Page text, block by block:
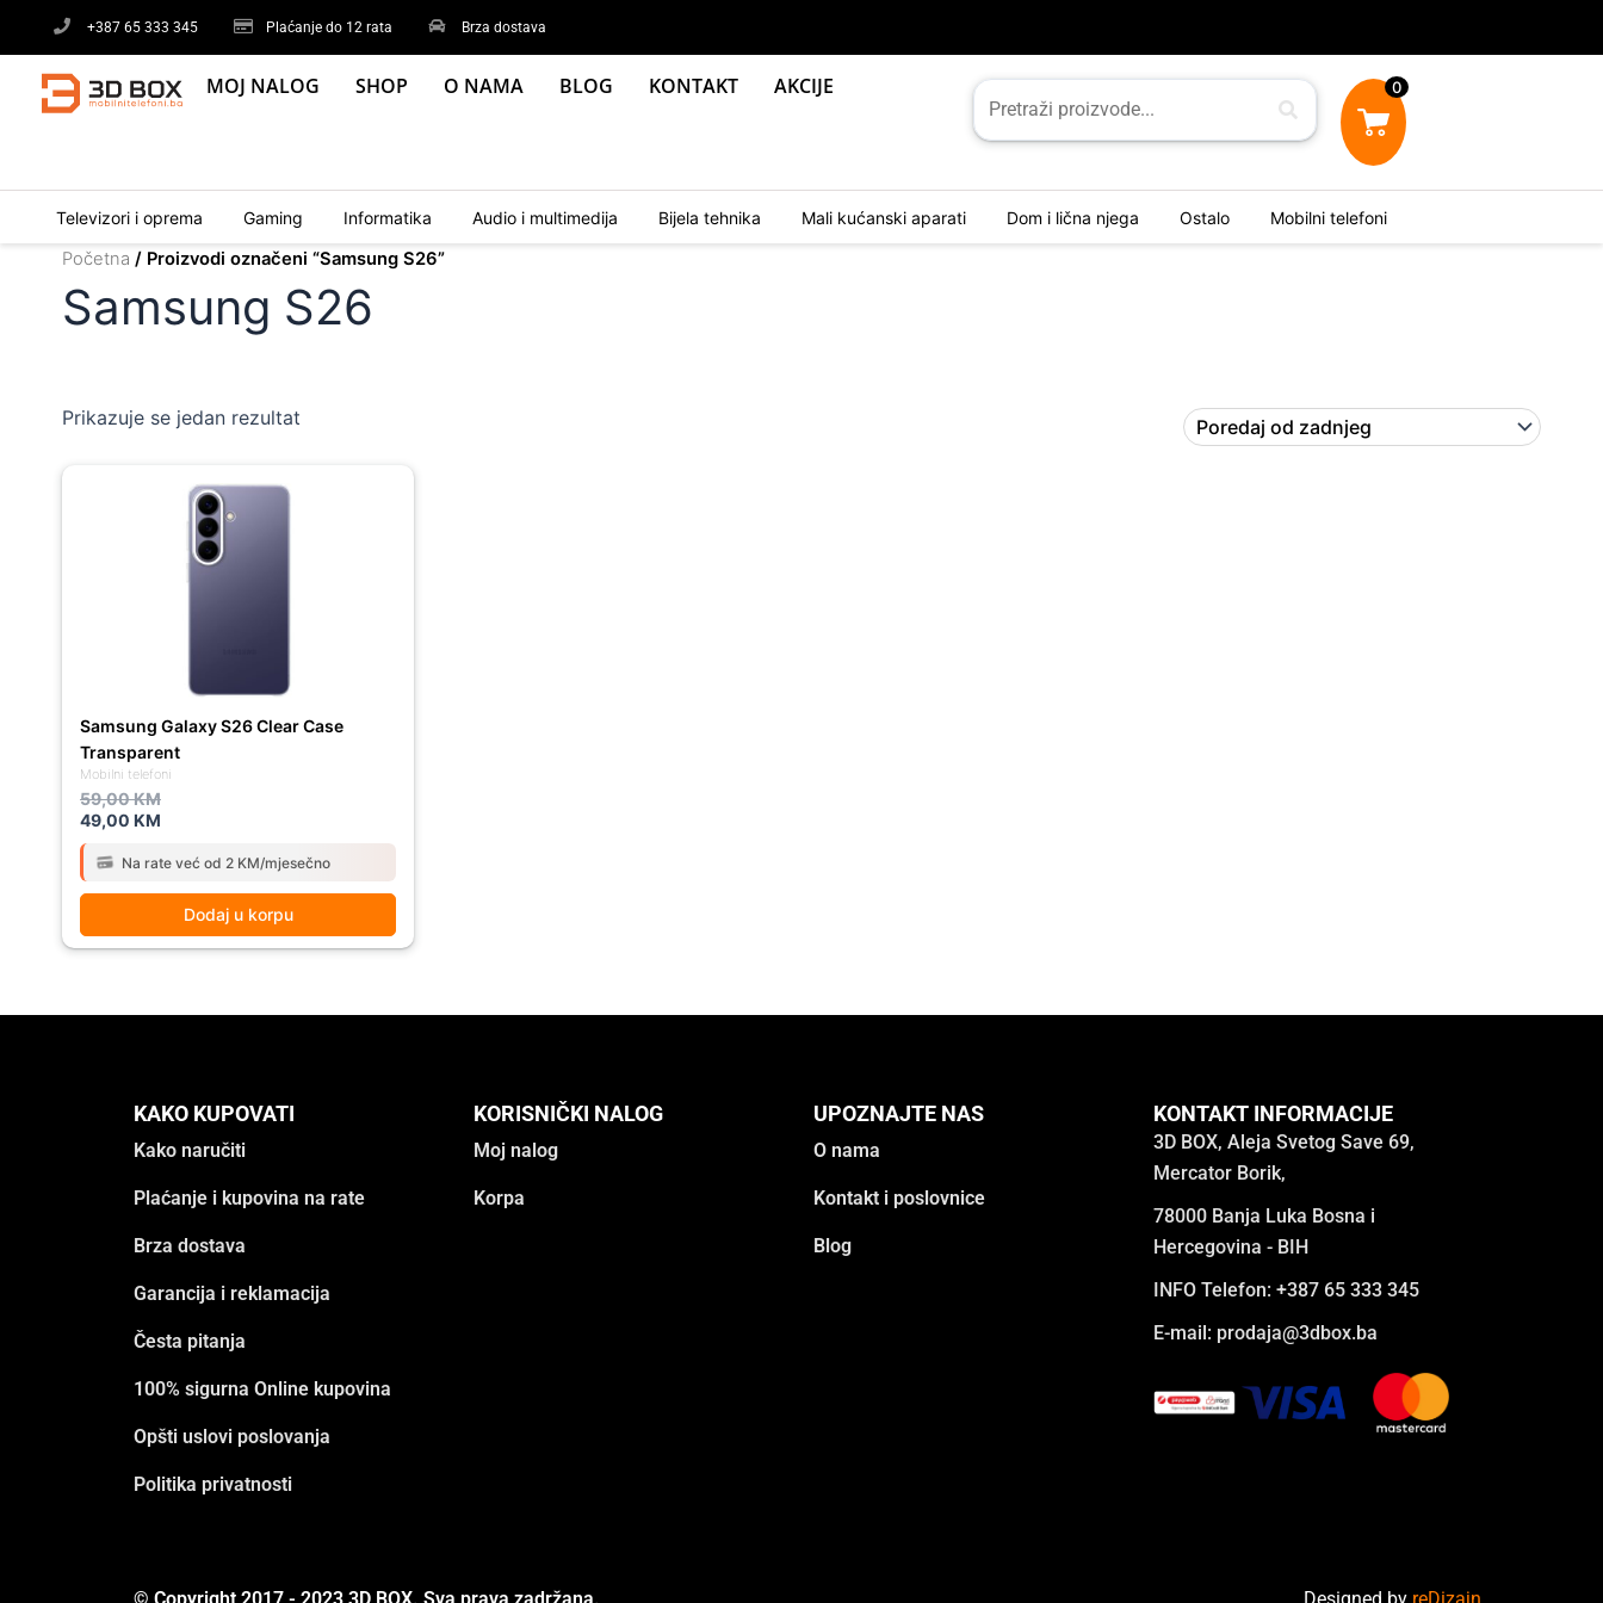
content
+387 65 333 345 Plaćanje do 12 rata Brza dostava
MOJ NALOG SHOP O NAMA BLOG KONTAKT AKCIJE 0
Televizori i oprema Gaming Informatika Audio i multimedija Bijela tehnika Mali kućanski aparati Dom i lična njega Ostalo Mobilni telefoni
Početna / Proizvodi označeni “Samsung S26”
Samsung S26
Prikazuje se jedan rezultat
Mobilni telefoni
Samsung Galaxy S26 Clear Case
Transparent
59,00KM
49,00 KM
Na rate već od 2 KM/mjesečno
Dodaj u korpu
KAKO KUPOVATI
Kako naručiti
Plaćanje i kupovina na rate
Brza dostava
Garancija i reklamacija
Česta pitanja
100% sigurna Online kupovina
Opšti uslovi poslovanja
Politika privatnosti
KORISNIČKI NALOG
Moj nalog
Korpa
UPOZNAJTE NAS
O nama
Kontakt i poslovnice
Blog
KONTAKT INFORMACIJE
3D BOX, Aleja Svetog Save 69,
Mercator Borik,
78000 Banja Luka Bosna i
Hercegovina - BIH
INFO Telefon: +387 65 333 345
E-mail: prodaja@3dbox.ba